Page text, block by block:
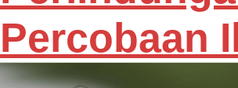
Percobaan